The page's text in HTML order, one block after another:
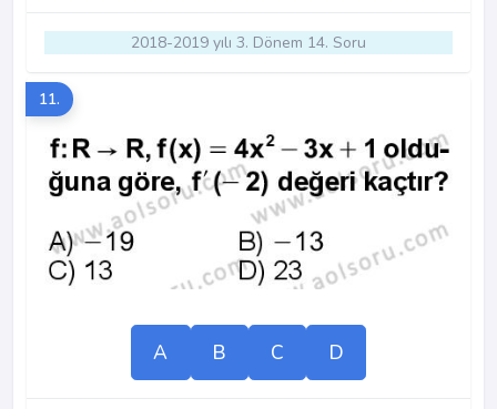
2018-2019 yılı 3. Dönem 14. Soru
11.
A B C D